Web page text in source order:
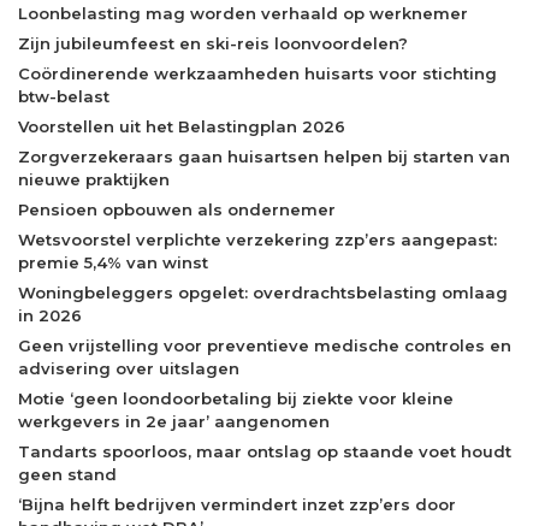
Loonbelasting mag worden verhaald op werknemer
Zijn jubileumfeest en ski-reis loonvoordelen?
Coördinerende werkzaamheden huisarts voor stichting
btw-belast
Voorstellen uit het Belastingplan 2026
Zorgverzekeraars gaan huisartsen helpen bij starten van
nieuwe praktijken
Pensioen opbouwen als ondernemer
Wetsvoorstel verplichte verzekering zzp’ers aangepast:
premie 5,4% van winst
Woningbeleggers opgelet: overdrachtsbelasting omlaag
in 2026
Geen vrijstelling voor preventieve medische controles en
advisering over uitslagen
Motie ‘geen loondoorbetaling bij ziekte voor kleine
werkgevers in 2e jaar’ aangenomen
Tandarts spoorloos, maar ontslag op staande voet houdt
geen stand
‘Bijna helft bedrijven vermindert inzet zzp’ers door